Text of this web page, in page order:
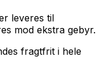
leveres til
mod ekstra gebyr.
fragtfrit i hele